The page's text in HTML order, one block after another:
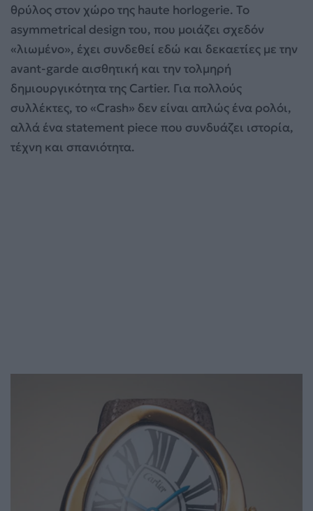
θρύλος στον χώρο της haute horlogerie. Το
asymmetrical design του, που μοιάζει σχεδόν
«λιωμένο», έχει συνδεθεί εδώ και δεκαετίες με την
avant-garde αισθητική και την τολμηρή
δημιουργικότητα της Cartier. Για πολλούς
συλλέκτες, το «Crash» δεν είναι απλώς ένα ρολόι,
αλλά ένα statement piece που συνδυάζει ιστορία,
τέχνη και σπανιότητα.